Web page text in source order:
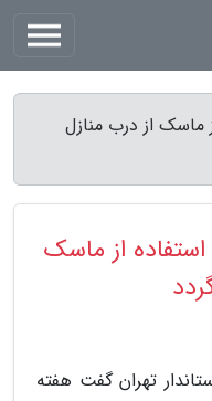
ماسک از درب منازل
استفاده از ماسک
تهران گفت هفته